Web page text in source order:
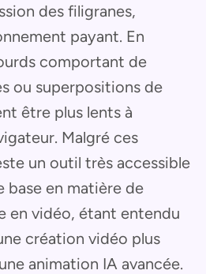
des filigranes,
payant. En
comportant de
ou superpositions de
être plus lents à
Malgré ces
un outil très accessible
base en matière de
en vidéo, étant entendu
création vidéo plus
animation IA avancée.